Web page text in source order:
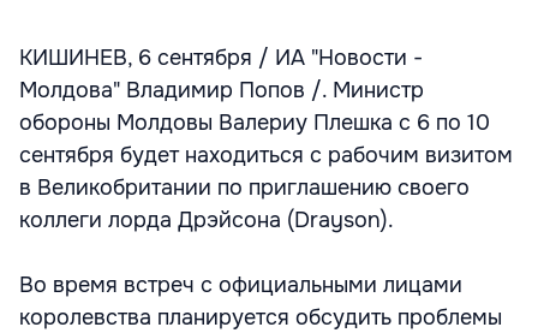
КИШИНЕВ, 6 сентября / ИА "Новости -
Молдова" Владимир Попов /. Министр
обороны Молдовы Валериу Плешка с 6 по 10
сентября будет находиться с рабочим визитом
в Великобритании по приглашению своего
коллеги лорда Дрэйсона (Drayson).
Во время встреч с официальными лицами
королевства планируется обсудить проблемы